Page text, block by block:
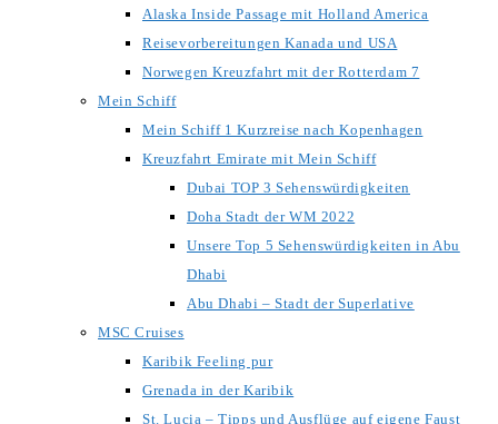
Alaska Inside Passage mit Holland America
Reisevorbereitungen Kanada und USA
Norwegen Kreuzfahrt mit der Rotterdam 7
Mein Schiff
Mein Schiff 1 Kurzreise nach Kopenhagen
Kreuzfahrt Emirate mit Mein Schiff
Dubai TOP 3 Sehenswürdigkeiten
Doha Stadt der WM 2022
Unsere Top 5 Sehenswürdigkeiten in Abu
Dhabi
Abu Dhabi – Stadt der Superlative
MSC Cruises
Karibik Feeling pur
Grenada in der Karibik
St. Lucia – Tipps und Ausflüge auf eigene Faust